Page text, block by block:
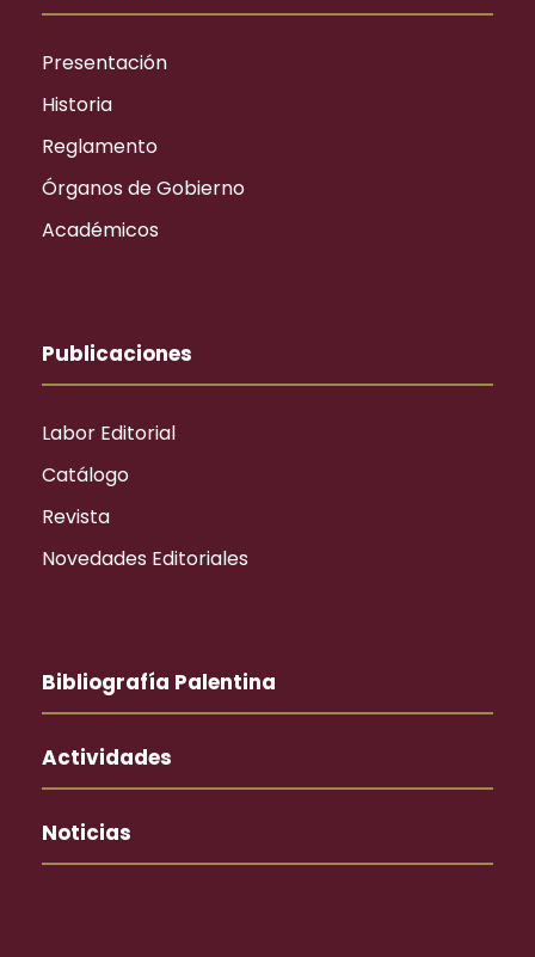
Presentación
Historia
Reglamento
Órganos de Gobierno
Académicos
Publicaciones
Labor Editorial
Catálogo
Revista
Novedades Editoriales
Bibliografía Palentina
Actividades
Noticias